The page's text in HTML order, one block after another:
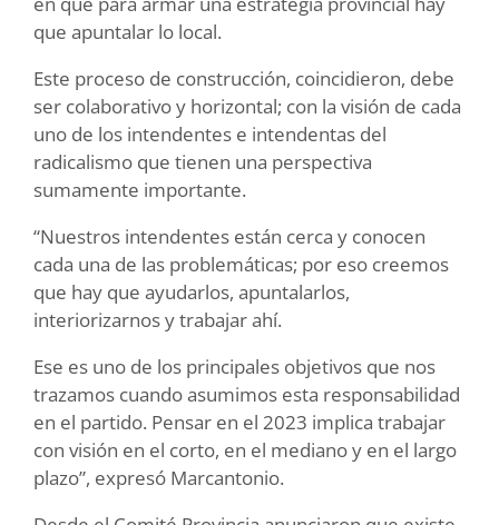
que apuntalar lo local.
Este proceso de construcción, coincidieron, debe
ser colaborativo y horizontal; con la visión de cada
uno de los intendentes e intendentas del
radicalismo que tienen una perspectiva
sumamente importante.
“Nuestros intendentes están cerca y conocen
cada una de las problemáticas; por eso creemos
que hay que ayudarlos, apuntalarlos,
interiorizarnos y trabajar ahí.
Ese es uno de los principales objetivos que nos
trazamos cuando asumimos esta responsabilidad
en el partido. Pensar en el 2023 implica trabajar
con visión en el corto, en el mediano y en el largo
plazo”, expresó Marcantonio.